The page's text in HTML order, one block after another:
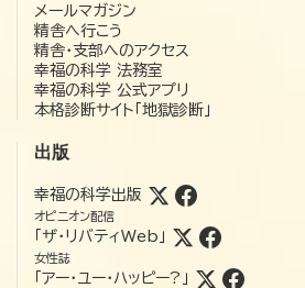
メールマガジン
精舎へ行こう
精舎・支部へのアクセス
幸福の科学 法務室
幸福の科学 公式アプリ
本格診断サイト「地獄診断」
出版
幸福の科学出版
オピニオン配信
「ザ・リバティWeb」
女性誌
「アー・ユー・ハッピー?」